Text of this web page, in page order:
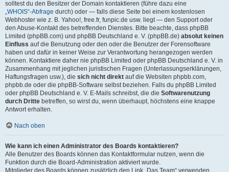
solltest du den Besitzer der Domain kontaktieren (führe dazu eine
„WHOIS“-Abfrage durch) oder — falls diese Seite bei einem kostenlosen
Webhoster wie z. B. Yahoo!, free.fr, funpic.de usw. liegt — den Support oder
den Abuse-Kontakt des betreffenden Dienstes. Bitte beachte, dass phpBB
Limited (phpBB.com) und phpBB Deutschland e. V. (phpBB.de) absolut keinen
Einfluss auf die Benutzung oder den oder die Benutzer der Forensoftware
haben und dafür in keiner Weise zur Verantwortung herangezogen werden
können. Kontaktiere daher nie phpBB Limited oder phpBB Deutschland e. V. in
Zusammenhang mit jeglichen juristischen Fragen (Unterlassungserklärungen,
Haftungsfragen usw.), die sich nicht direkt auf die Websiten phpbb.com,
phpbb.de oder die phpBB-Software selbst beziehen. Falls du phpBB Limited
oder phpBB Deutschland e. V. E-Mails schreibst, die die Softwarenutzung
durch Dritte betreffen, so wirst du, wenn überhaupt, höchstens eine knappe
Antwort erhalten.
Nach oben
Wie kann ich einen Administrator des Boards kontaktieren?
Alle Benutzer des Boards können das Kontaktformular nutzen, wenn die
Funktion durch die Board-Administration aktiviert wurde.
Mitglieder des Boards können zusätzlich den Link „Das Team“ verwenden.